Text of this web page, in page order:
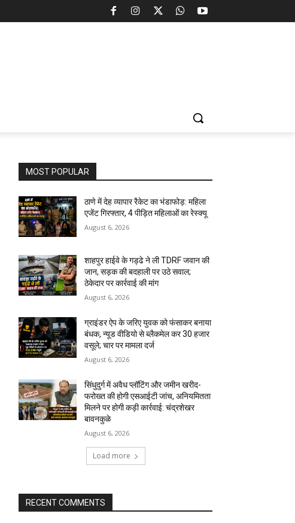
MOST POPULAR
ठाणे में देह व्यापार रैकेट का भंडाफोड़: महिला
एजेंट गिरफ्तार, 4 पीड़ित महिलाओं का रेस्क्यू
August 6, 2026
शाहपुर हाईवे के गड्ढे ने ली TDRF जवान की
जान, सड़क की बदहाली पर उठे सवाल;
ठेकेदार पर कार्रवाई की मांग
August 6, 2026
ग्राइंडर ऐप के जरिए युवक को फंसाकर बनाया
बंधक, न्यूड वीडियो से ब्लैकमेल कर ₹30 हजार
वसूले; चार पर मामला दर्ज
August 6, 2026
सिंधुदुर्ग में अवैध प्लॉटिंग और जमीन खरीद-
फरोख्त की होगी एसआईटी जांच, अनियमितता
मिलने पर होगी कड़ी कार्रवाई: चंद्रशेखर
बावनकुळे
August 6, 2026
Load more
RECENT COMMENTS